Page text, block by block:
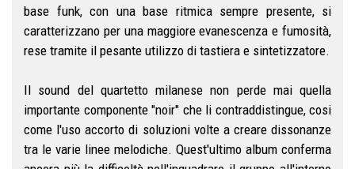
base funk, con una base ritmica sempre presente, si
caratterizzano per una maggiore evanescenza e fumosità,
rese tramite il pesante utilizzo di tastiera e sintetizzatore.
Il sound del quartetto milanese non perde mai quella
importante componente "noir" che li contraddistingue, cosi
come l'uso accorto di soluzioni volte a creare dissonanze
tra le varie linee melodiche. Quest'ultimo album conferma